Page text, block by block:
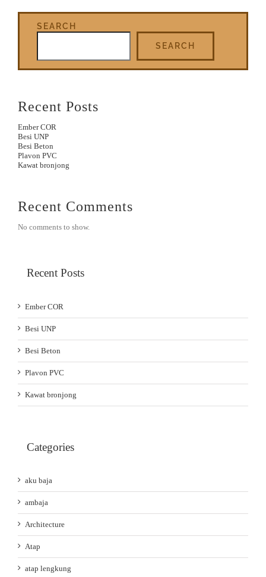
SEARCH
SEARCH
Recent Posts
Ember COR
Besi UNP
Besi Beton
Plavon PVC
Kawat bronjong
Recent Comments
No comments to show.
Recent Posts
Ember COR
Besi UNP
Besi Beton
Plavon PVC
Kawat bronjong
Categories
aku baja
ambaja
Architecture
Atap
atap lengkung